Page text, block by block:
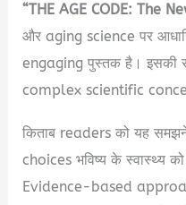
“THE AGE CODE: The
और aging science पर
engaging पुस्तक है। इसकी
complex scientific
किताब readers को यह
choices भविष्य के स्वास्थ्य
Evidence-based